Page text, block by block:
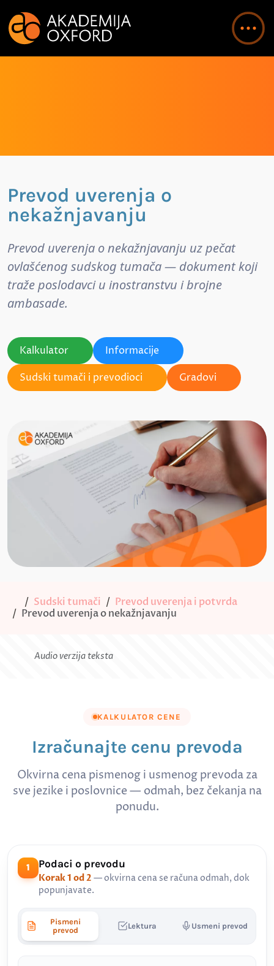
Prevod uverenja o
nekažnjavanju
Prevod uverenja o nekažnjavanju uz pečat
ovlašćenog sudskog tumača — dokument koji
traže poslodavci u inostranstvu i brojne
ambasade.
Kalkulator
Informacije
Sudski tumači i prevodioci
Gradovi
Sudski tumači
Prevod uverenja i potvrda
Prevod uverenja o nekažnjavanju
Audio verzija teksta
KALKULATOR CENE
Izračunajte cenu prevoda
Okvirna cena pismenog i usmenog prevoda za
sve jezike i poslovnice — odmah, bez čekanja na
ponudu.
1 Podaci o prevodu
Korak 1 od 2 — okvirna cena se računa odmah, dok
popunjavate.
Pismeni
prevod
Lektura Usmeni prevod